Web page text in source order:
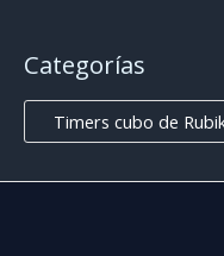
Categorías
Timers cubo de